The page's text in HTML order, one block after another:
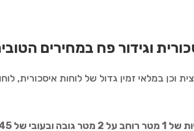
וגידור פח במחירים